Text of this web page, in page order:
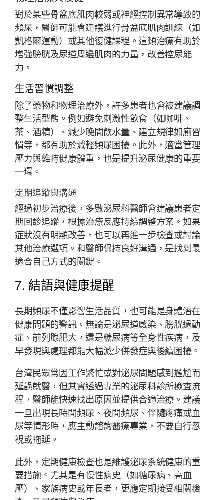
對於某些骨盆底肌肉較弱或神經控制異常導致的
頻尿，醫師可能會建議進行骨盆底肌肉訓練（如
凱格爾運動）或其他復健課程。這類治療有助於
增強膀胱及尿道周邊肌肉的力量，改善控尿能
力。
生活習慣調整
除了藥物和物理治療外，許多患者也會被建議調
整生活型態。例如避免刺激性飲食（如咖啡、
茶、酒精）、減少晚間飲水量、建立規律如廁習
慣等，都有助於減輕頻尿困擾。此外，適當管理
壓力與維持健康體重，也是提升泌尿健康的重要
一環。
定期追蹤與溝通
經過初步治療後，多數泌尿科醫師會建議患者定
期回診追蹤，根據治療反應持續調整方案。如果
症狀沒有明顯改善，也可以再進一步檢查或討論
其他治療選項。和醫師保持良好溝通，是找到最
適合自己方式的關鍵。
7. 結語與健康提醒
長期頻尿不僅影響生活品質，也可能是身體潛在
健康問題的警訊。無論是泌尿道感染、膀胱過動
症、前列腺肥大，還是糖尿病等全身性疾病，及
早發現與處理都能大幅減少併發症與後續困擾。
台灣民眾常因工作繁忙或對泌尿問題感到尷尬而
延誤就醫，但其實透過專業的泌尿科診所檢查流
程，醫師能快速找出原因並提供合適治療。建議
一旦出現長時間頻尿、夜間頻尿、伴隨疼痛或血
尿等情形時，應主動諮詢醫療專業，不要自行忽
視或拖延。
此外，定期健康檢查也是維護泌尿系統健康的重
要措施。尤其是有慢性病史（如糖尿病、高血
壓）、家族病史或年長者，更應定期接受相關檢